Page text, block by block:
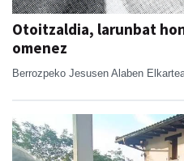
Otoitzaldia, larunbat
omenez
Berrozpeko Jesusen Alaben